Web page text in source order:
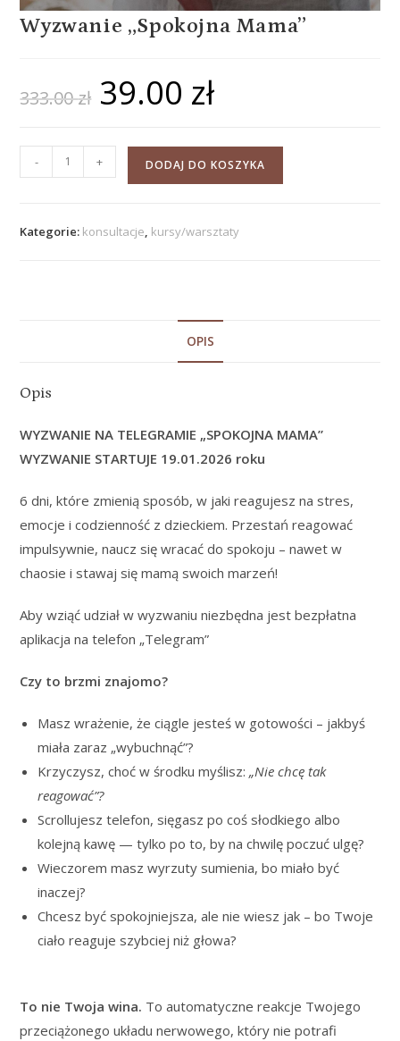
Wyzwanie „Spokojna Mama”
333.00zł 39.00 zł
- + DODAJ DO KOSZYKA
Kategorie: konsultacje, kursy/warsztaty
OPIS
Opis
WYZWANIE NA TELEGRAMIE „SPOKOJNA MAMA”
WYZWANIE STARTUJE 19.01.2026 roku
6 dni, które zmienią sposób, w jaki reagujesz na stres,
emocje i codzienność z dzieckiem. Przestań reagować
impulsywnie, naucz się wracać do spokoju – nawet w
chaosie i stawaj się mamą swoich marzeń!
Aby wziąć udział w wyzwaniu niezbędna jest bezpłatna
aplikacja na telefon „Telegram”
Czy to brzmi znajomo?
Masz wrażenie, że ciągle jesteś w gotowości – jakbyś
miała zaraz „wybuchnąć”?
Krzyczysz, choć w środku myślisz:„Nie chcę tak
reagować”?
Scrollujesz telefon, sięgasz po coś słodkiego albo
kolejną kawę — tylko po to, by na chwilę poczuć ulgę?
Wieczorem masz wyrzuty sumienia, bo miało być
inaczej?
Chcesz być spokojniejsza, ale nie wiesz jak – bo Twoje
ciało reaguje szybciej niż głowa?
To nie Twoja wina. To automatyczne reakcje Twojego
przeciążonego układu nerwowego, który nie potrafi